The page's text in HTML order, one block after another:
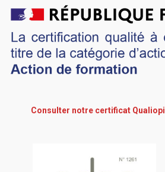
Consulter notre certificat Qualiopi